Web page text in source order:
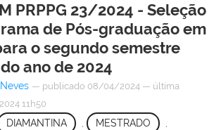
PRPPG 23/2024 - Seleção
de Pós-graduação em
o segundo semestre
ano de 2024
— publicado 08/04/2024 — última
11h50
DIAMANTINA , MESTRADO ,